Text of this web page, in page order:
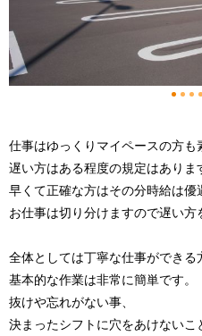
123
仕事はゆっくりマイペースの方も
遅い方はある程度の規定はありま
早くて正確な方はその分時給は優
お仕事は切り分けますので遅い
全体としては丁寧な仕事ができる
基本的な作業は非常に簡単です。
抜けや忘れがない事、
決まったシフトに穴をあけないこ